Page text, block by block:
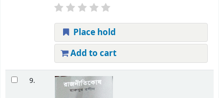
Place hold
Add to cart
9.